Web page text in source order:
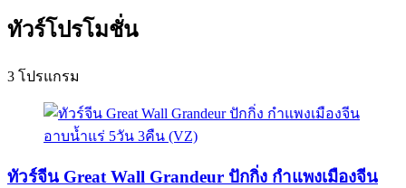
ทัวร์โปรโมชั่น
3 โปรแกรม
ทัวร์จีน Great Wall Grandeur ปักกิ่ง กำแพงเมืองจีน